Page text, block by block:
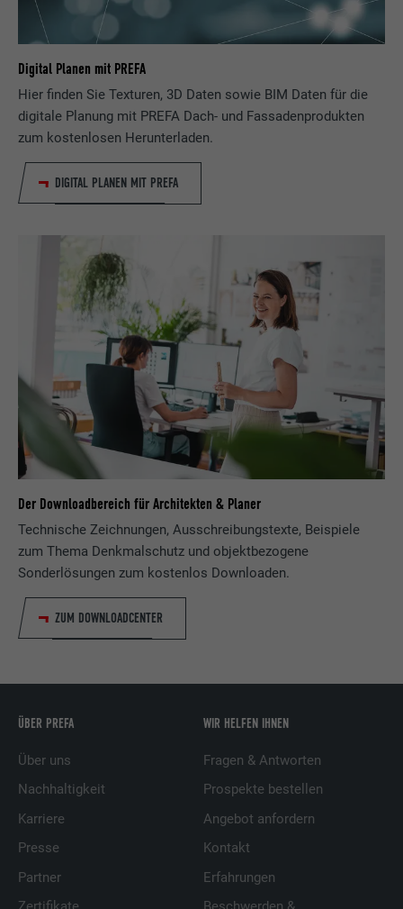
Digital Planen mit PREFA
Hier finden Sie Texturen, 3D Daten sowie BIM Daten für die
digitale Planung mit PREFA Dach- und Fassadenprodukten
zum kostenlosen Herunterladen.
DIGITAL PLANEN MIT PREFA
Der Downloadbereich für Architekten & Planer
Technische Zeichnungen, Ausschreibungstexte, Beispiele
zum Thema Denkmalschutz und objektbezogene
Sonderlösungen zum kostenlos Downloaden.
ZUM DOWNLOADCENTER
ÜBER PREFA
Über uns
Nachhaltigkeit
Karriere
Presse
Partner
WIR HELFEN IHNEN
Fragen & Antworten
Prospekte bestellen
Angebot anfordern
Kontakt
Erfahrungen